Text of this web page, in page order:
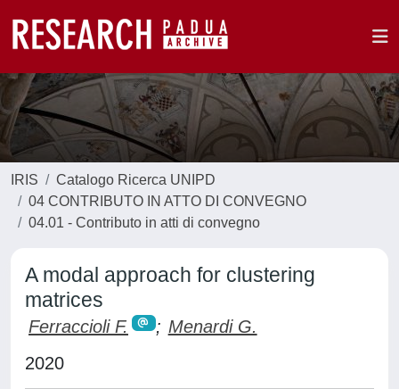
IRIS
Catalogo Ricerca UNIPD
04 CONTRIBUTO IN ATTO DI CONVEGNO
04.01 - Contributo in atti di convegno
A modal approach for clustering
matrices
Ferraccioli F. ; Menardi G.
2020